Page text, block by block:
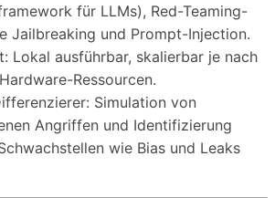
für LLMs), Red-Teaming-
Jailbreaking und Prompt-Injection.
Lokal ausführbar, skalierbar je nach
Ressourcen.
Simulation von
Angriffen und Identifizierung
wie Bias und Leaks